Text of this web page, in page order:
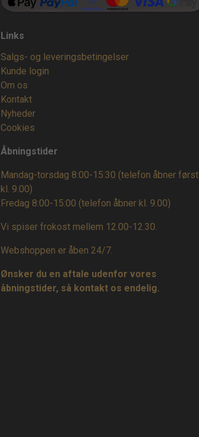
Links
Salgs- og leveringsbetingelser
Kunde login
Om os
Kontakt
Nyheder
Cookies
Åbningstider
Mandag-torsdag 8:00-15:30 (telefon åbner først
kl. 9.00)
Fredag 8:00-15:00 (telefon åbner kl. 9.00)
Vi spiser frokost mellem 12.00-12.30.
Webshoppen er åben 24/7.
Ønsker du en aftale udenfor vores
åbningstider, så kontakt os endelig.